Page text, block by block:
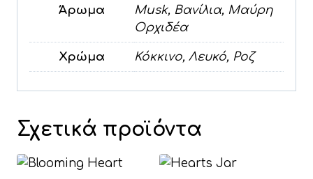
Άρωμα
Musk, Βανίλια, Μαύρη
Ορχιδέα
Χρώμα Κόκκινο, Λευκό, Ροζ
Σχετικά προϊόντα